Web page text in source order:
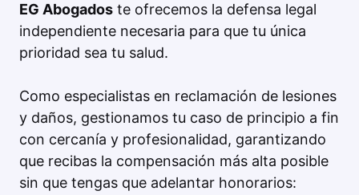
EG Abogados te ofrecemos la defensa legal
independiente necesaria para que tu única
prioridad sea tu salud.
Como especialistas en reclamación de lesiones
y daños, gestionamos tu caso de principio a fin
con cercanía y profesionalidad, garantizando
que recibas la compensación más alta posible
sin que tengas que adelantar honorarios: